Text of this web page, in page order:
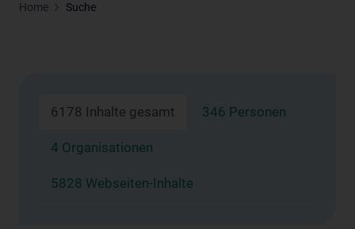
Home Suche
6178 Inhalte gesamt 346 Personen
4 Organisationen
5828 Webseiten-Inhalte